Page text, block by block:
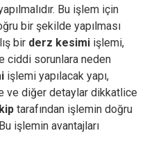
Bu işlem için
bir şekilde yapılması
bir derz kesimi işlemi,
ciddi sorunlara neden
işlemi yapılacak yapı,
ve diğer detaylar dikkatlice
tarafından işlemin doğru
Bu işlemin avantajları